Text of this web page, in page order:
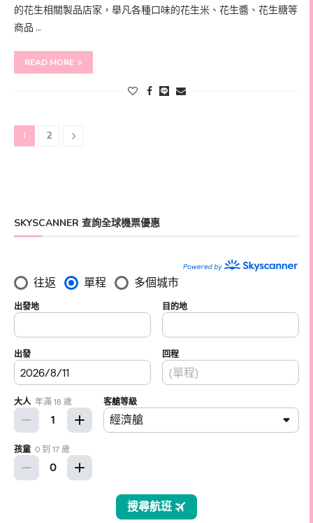
的花生相關製品店家，舉凡各種口味的花生米、花生醬、花生糖等
商品 …
READ MORE
1 2
SKYSCANNER 查詢全球機票優惠